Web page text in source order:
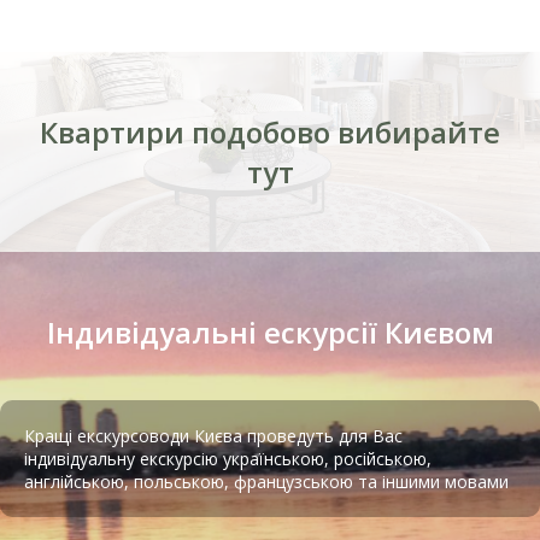
переважно житлові будинки з магазинами на перших
поверхах, склади, майстерні, а також різні промислові
та господарські будівлі.
Євбаз. Початок 1930-х років
Що стосується ринкового асортименту, то можна
Підземна в’язниця НКВС
Квартири подобово вибирайте
тут
Індивідуальні ескурсії Києвом
Кращі екскурсоводи Києва проведуть для Вас
індивідуальну екскурсію українською, російською,
англійською, польською, французською та іншими мовами